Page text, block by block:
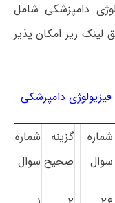
دامپزشکی شامل
لینک زیر امکان پذیر
شماره
سوال
گزینه
صحیح
شماره
سوال